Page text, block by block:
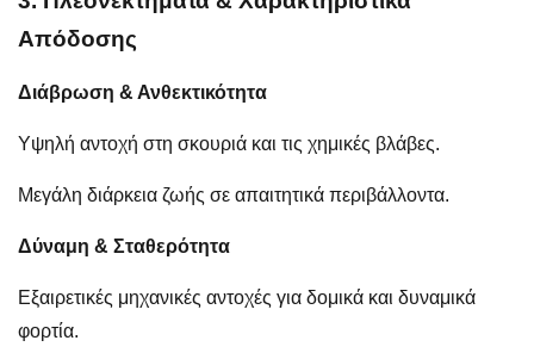
Απόδοσης
Διάβρωση & Ανθεκτικότητα
Υψηλή αντοχή στη σκουριά και τις χημικές βλάβες.
Μεγάλη διάρκεια ζωής σε απαιτητικά περιβάλλοντα.
Δύναμη & Σταθερότητα
Εξαιρετικές μηχανικές αντοχές για δομικά και δυναμικά
φορτία.